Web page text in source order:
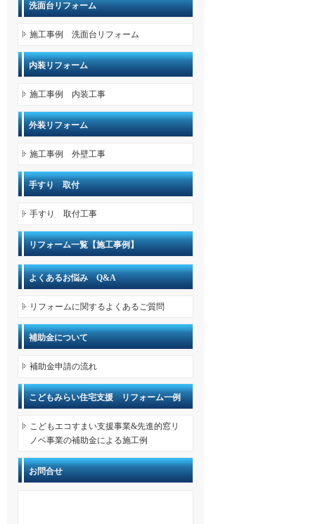
洗面台リフォーム
施工事例 洗面台リフォーム
内装リフォーム
施工事例 内装工事
外装リフォーム
施工事例 外壁工事
手すり 取付
手すり 取付工事
リフォーム一覧【施工事例】
よくあるお悩み Q&A
リフォームに関するよくあるご質問
補助金について
補助金申請の流れ
こどもみらい住宅支援 リフォーム一例
こどもエコすまい支援事業&先進的窓リ
ノベ事業の補助金による施工例
お問合せ